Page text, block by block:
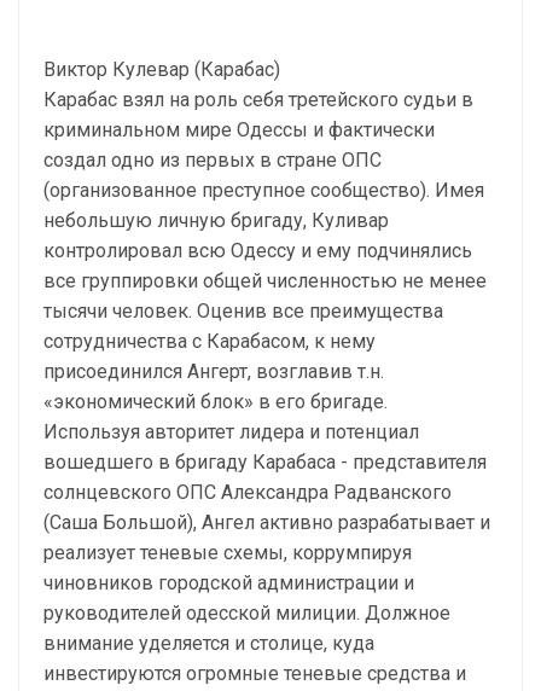
Виктор Кулевар (Карабас)
Карабас взял на роль себя третейского судьи в
криминальном мире Одессы и фактически
создал одно из первых в стране ОПС
(организованное преступное сообщество). Имея
небольшую личную бригаду, Куливар
контролировал всю Одессу и ему подчинялись
все группировки общей численностью не менее
тысячи человек. Оценив все преимущества
сотрудничества с Карабасом, к нему
присоединился Ангерт, возглавив т.н.
«экономический блок» в его бригаде.
Используя авторитет лидера и потенциал
вошедшего в бригаду Карабаса - представителя
солнцевского ОПС Александра Радванского
(Саша Большой), Ангел активно разрабатывает и
реализует теневые схемы, коррумпируя
чиновников городской администрации и
руководителей одесской милиции. Должное
внимание уделяется и столице, куда
инвестируются огромные теневые средства и